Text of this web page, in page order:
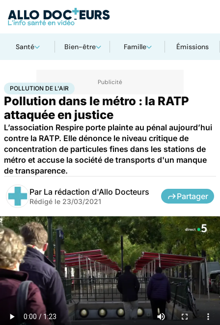
Santé Bien-être Famille Émissions
AccueilSanté Pollution de l'air
POLLUTION DE L'AIR
Pollution dans le métro : la RATP
attaquée en justice
L’association Respire porte plainte au pénal aujourd’hui
contre la RATP. Elle dénonce le niveau critique de
concentration de particules fines dans les stations de
métro et accuse la société de transports d'un manque
de transparence.
Par La rédaction d'Allo Docteurs
Rédigé le 23/03/2021
Partager